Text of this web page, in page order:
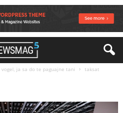
ja sa do te paguajne tani taksat